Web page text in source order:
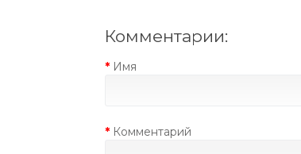
Комментарии:
Имя
Комментарий